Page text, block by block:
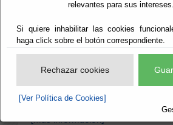
relevantes para sus intereses.
Si quiere inhabilitar las cookies
haga click sobre el botón correspondiente.
Rechazar cookies
[Ver Política de Cookies]
Digitalización y
Personal - Personal Directivo -
Personal Directivo Profesional
[más información]